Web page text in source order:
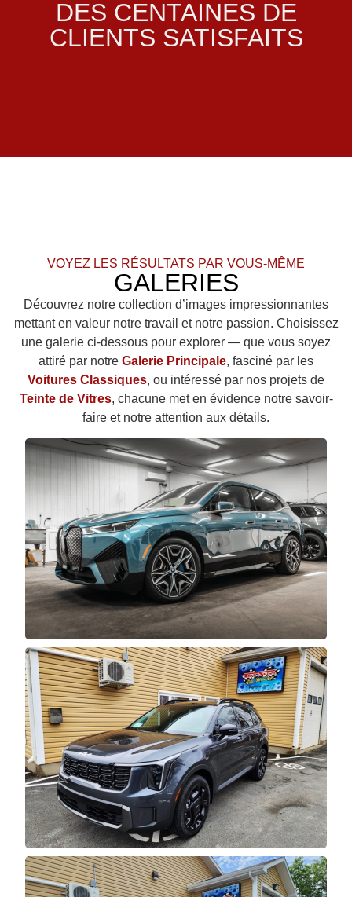
DES CENTAINES DE
CLIENTS SATISFAITS
VOYEZ LES RÉSULTATS PAR VOUS-MÊME
GALERIES
Découvrez notre collection d’images impressionnantes
mettant en valeur notre travail et notre passion. Choisissez
une galerie ci-dessous pour explorer — que vous soyez
attiré par notre Galerie Principale, fasciné par les
Voitures Classiques, ou intéressé par nos projets de
Teinte de Vitres, chacune met en évidence notre savoir-
faire et notre attention aux détails.